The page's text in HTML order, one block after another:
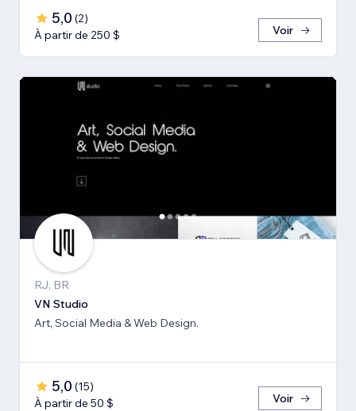
5,0 (2)
À partir de 250 $
Voir
RJ, BR
VN Studio
Art, Social Media & Web Design.
5,0 (15)
À partir de 50 $
Voir